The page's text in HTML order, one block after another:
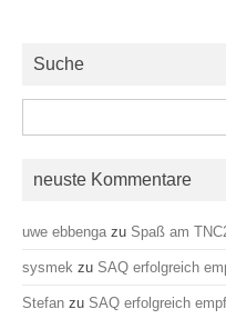
Suche
nach:
neuste Kommentare
uwe ebbenga zu Spaß am
sysmek zu SAQ erfolgreich
Stefan zu SAQ erfolgreich